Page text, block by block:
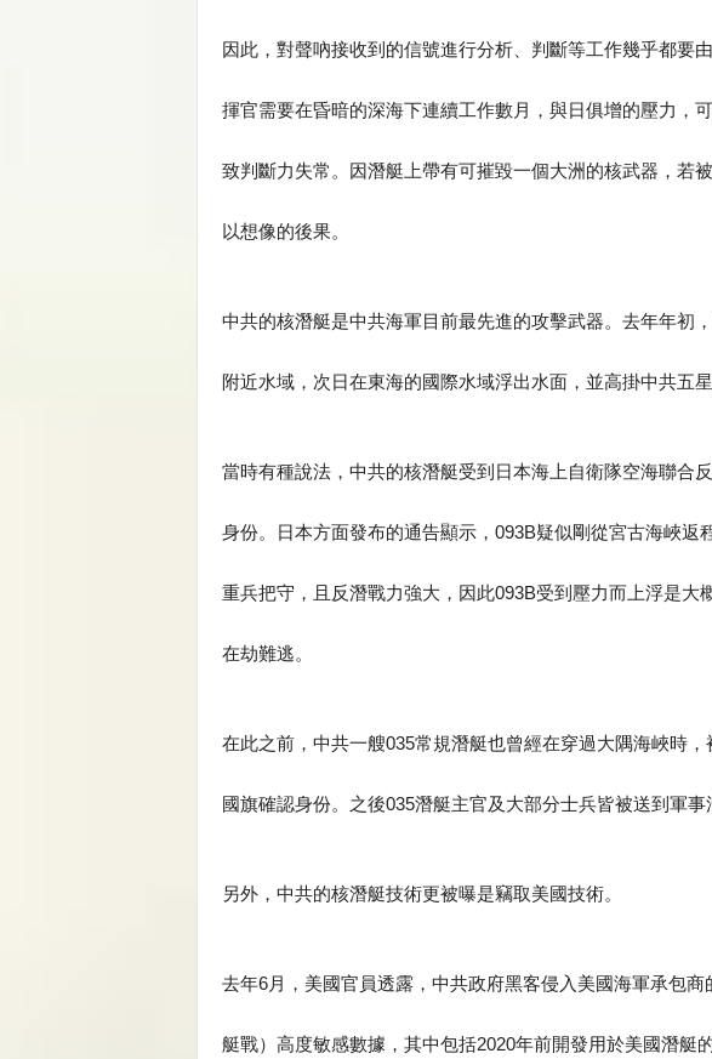
因此，對聲吶接收到的信號進行分析、判斷等工作幾乎都要
揮官需要在昏暗的深海下連續工作數月，與日俱增的壓力，
致判斷力失常。因潛艇上帶有可摧毀一個大洲的核武器，若
以想像的後果。
中共的核潛艇是中共海軍目前最先進的攻擊武器。去年年初
附近水域，次日在東海的國際水域浮出水面，並高掛中共五星
當時有種說法，中共的核潛艇受到日本海上自衛隊空海聯合
身份。日本方面發布的通告顯示，093B疑似剛從宮古海峽返
重兵把守，且反潛戰力強大，因此093B受到壓力而上浮是大
在劫難逃。
在此之前，中共一艘035常規潛艇也曾經在穿過大隅海峽時
國旗確認身份。之後035潛艇主官及大部分士兵皆被送到軍事
另外，中共的核潛艇技術更被曝是竊取美國技術。
去年6月，美國官員透露，中共政府黑客侵入美國海軍承包
艇戰）高度敏感數據，其中包括2020年前開發用於美國潛艇